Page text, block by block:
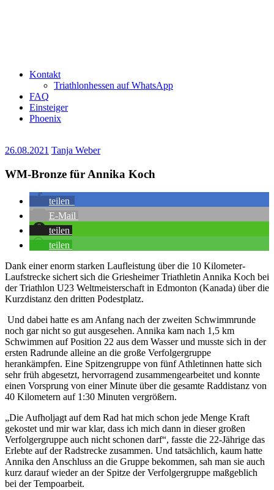
Kontakt
Triathlonhessen auf WhatsApp
FAQ
Einsteiger
Phoenix
26.08.2021 Tanja Weber
WM-Bronze für Annika Koch
teilen
E-Mail
teilen
teilen
Dank einer enorm starken Laufleistung über die 10 Kilometer-
Laufstrecke sichert sich die Griesheimer Triathletin Annika Koch bei
der Triathlon U23 Weltmeisterschaft in Edmonton (Kanada) über die
Kurzdistanz den dritten Podestplatz.
Und dabei hatte es am Anfang nach der zweiten Schwimmrunde
noch gar nicht so gut ausgesehen. Annika kam nach 1,5 km
Schwimmen auf Position 22 aus dem Wasser und musste sich in der
ersten Radrunde alleine an die große Verfolgergruppe
herankämpfen. Eine Spitzengruppe von fünf Athletinnen hatte sich
sehr früh abgesetzt, hervorragend zusammengearbeitet und konnte
einen Vorsprung von einer Minute über die gesamte Raddistanz von
40 Kilometern auf 1:30 Minuten vergrößern.
„Die Aufholjagt auf dem Rad hat mich schon jede Menge Kraft
gekostet und mir war klar, dass ich mich dann in dieser großen
Verfolgergruppe auch nicht schonen darf“, fasste die 22-Jährige das
Erlebte auf der Radstrecke zusammen. Und tatsächlich, kaum hatte
Annika den Anschluss an die Gruppe bekommen, sah man sie auch
kurz darauf wieder an der Spitze der Verfolgergruppe maßgeblich
bei der Tempoarbeit.